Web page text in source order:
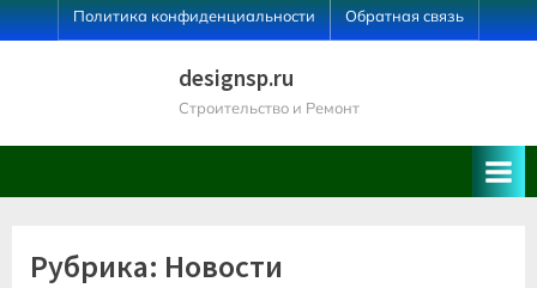
Skip
to
Политика конфиденциальности Обратная связь
designsp.ru
Строительство и Ремонт
Рубрика: Новости